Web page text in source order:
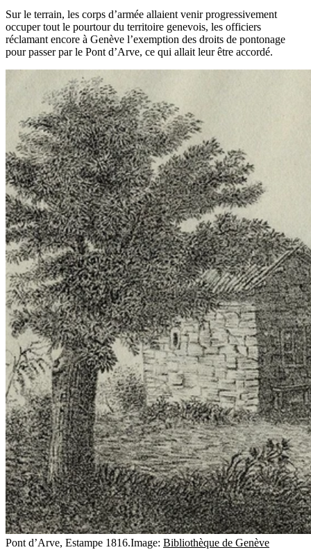
Sur le terrain, les corps d’armée allaient venir progressivement
occuper tout le pourtour du territoire genevois, les officiers
réclamant encore à Genève l’exemption des droits de pontonage
pour passer par le Pont d’Arve, ce qui allait leur être accordé.
Pont d’Arve, Estampe 1816.Image: Bibliothèque de Genève